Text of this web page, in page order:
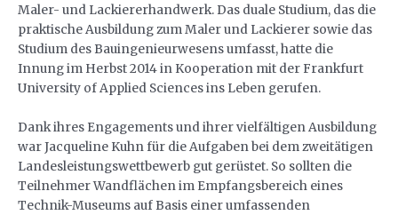
Maler- und Lackiererhandwerk. Das duale Studium, das die
praktische Ausbildung zum Maler und Lackierer sowie das
Studium des Bauingenieurwesens umfasst, hatte die
Innung im Herbst 2014 in Kooperation mit der Frankfurt
University of Applied Sciences ins Leben gerufen.
Dank ihres Engagements und ihrer vielfältigen Ausbildung
war Jacqueline Kuhn für die Aufgaben bei dem zweitätigen
Landesleistungswettbewerb gut gerüstet. So sollten die
Teilnehmer Wandflächen im Empfangsbereich eines
Technik-Museums auf Basis einer umfassenden